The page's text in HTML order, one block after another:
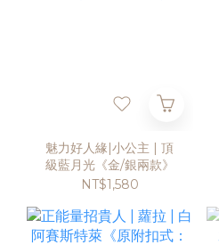
魅力好人緣|小公主 | 頂
級藍月光《金/銀兩款》
NT$1,580